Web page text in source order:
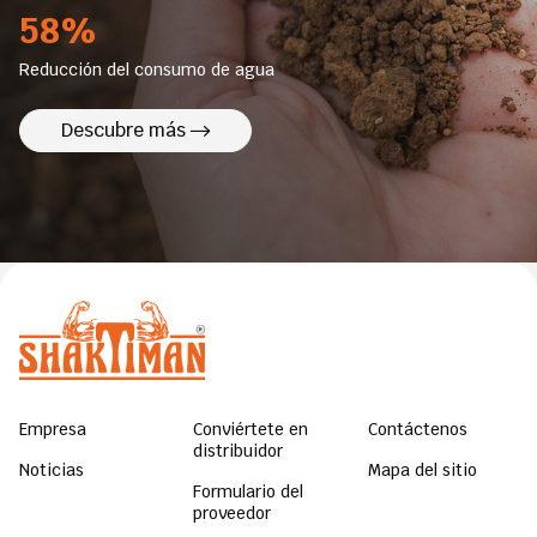
58%
Reducción del consumo de agua
Descubre más
Empresa
Noticias
Conviértete en
distribuidor
Formulario del
proveedor
Contáctenos
Mapa del sitio